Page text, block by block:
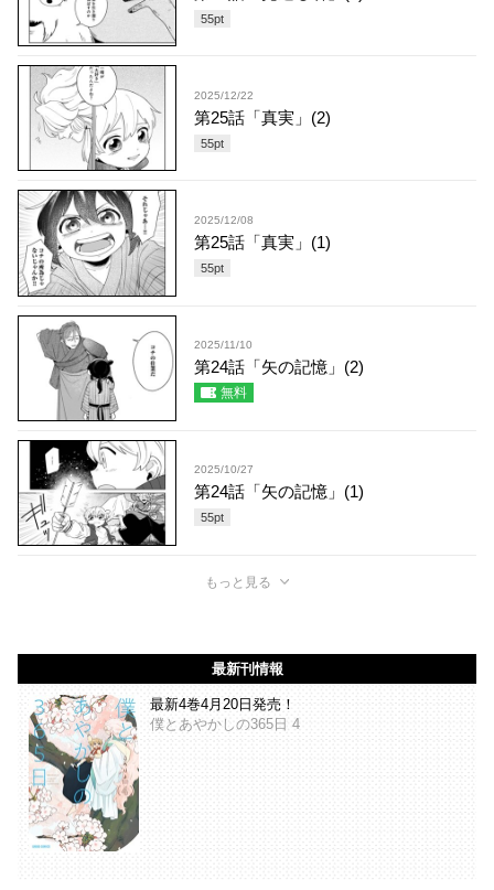
55pt
2025/12/22
第25話「真実」(2)
55pt
2025/12/08
第25話「真実」(1)
55pt
2025/11/10
第24話「矢の記憶」(2)
無料
2025/10/27
第24話「矢の記憶」(1)
55pt
もっと見る
最新刊情報
最新4巻4月20日発売！
僕とあやかしの365日 4